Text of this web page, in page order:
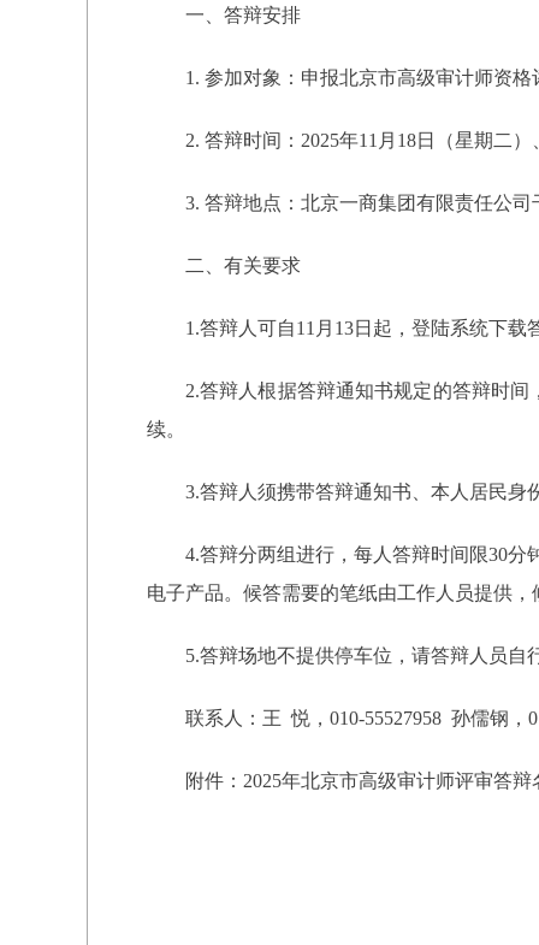
一、答辩安排
1. 参加对象：申报北京市高级审计师资
2. 答辩时间：2025年11月18日（星期二
3. 答辩地点：北京一商集团有限责任公
二、有关要求
1.答辩人可自11月13日起，登陆系统下载
2.答辩人根据答辩通知书规定的答辩时
续。
3.答辩人须携带答辩通知书、本人居民
4.答辩分两组进行，每人答辩时间限30
电子产品。候答需要的笔纸由工作人员提供
5.答辩场地不提供停车位，请答辩人员自
联系人：王 悦，010-55527958 孙儒钢，
附件：2025年北京市高级审计师评审答辩